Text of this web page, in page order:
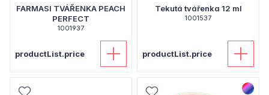
FARMASI TVÁŘENKA PEACH
PERFECT
1001937
productList.price
Tekutá tvářenka 12 ml
1001537
productList.price